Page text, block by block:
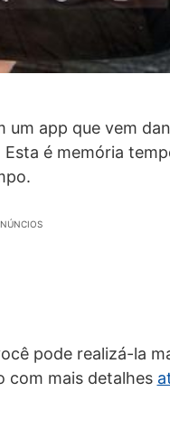
um app que vem
é memória
pode realizá-la
com mais detalhes